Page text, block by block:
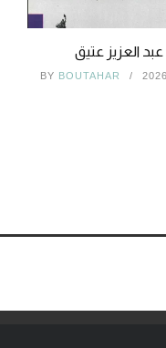
عبد العزيز عتيق
BY BOUTAHAR